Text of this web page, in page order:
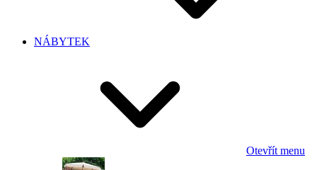
NÁBYTEK
Otevřít menu